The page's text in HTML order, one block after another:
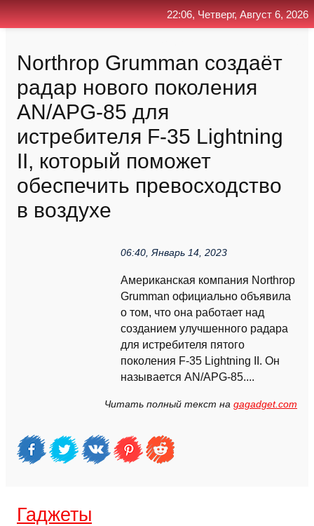
Northrop Grumman создаёт
радар нового поколения
AN/APG-85 для
истребителя F-35 Lightning
II, который поможет
обеспечить превосходство
в воздухе
06:40, Январь 14, 2023
Американская компания Northrop
Grumman официально объявила
о том, что она работает над
созданием улучшенного радара
для истребителя пятого
поколения F-35 Lightning II. Он
называется AN/APG-85....
Читать полный текст на gagadget.com
Гаджеты
22:06, Четверг, Август 6, 2026